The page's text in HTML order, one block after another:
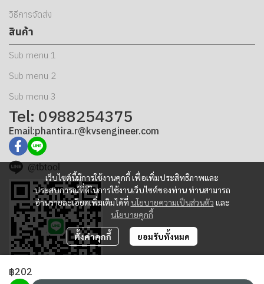
฿202
เว็บไซต์นี้มีการใช้งานคุกกี้ เพื่อเพิ่มประสิทธิภาพและ
ประสบการณ์ที่ดีในการใช้งานเว็บไซต์ของท่าน ท่านสามารถ
อ่านรายละเอียดเพิ่มเติมได้ที่ นโยบายความเป็นส่วนตัว และ
นโยบายคุกกี้
ตั้งค่าคุกกี้ ยอมรับทั้งหมด
วิธีการจัดส่ง
สินค้า
Sub menu 1
Sub menu 2
Sub menu 3
Tel: 0988254375
Email:phantira.r@kvsengineer.com
@tbtool